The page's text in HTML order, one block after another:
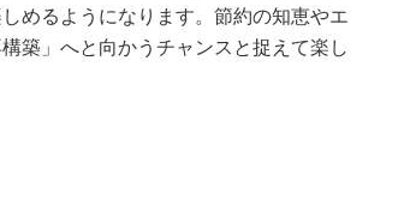
めるようになります。節約の知恵やエ
築」へと向かうチャンスと捉えて楽し